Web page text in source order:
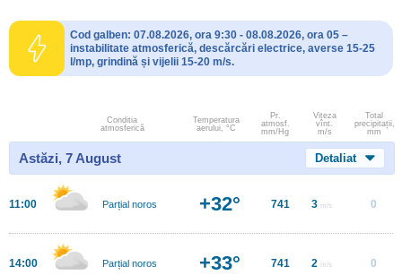
Cod galben: 07.08.2026, ora 9:30 - 08.08.2026, ora 05 –
instabilitate atmosferică, descărcări electrice, averse 15-25
l/mp, grindină și vijelii 15-20 m/s.
Conditia
atmosferică
Temperatura
aerului, °C
Pr.
atmosf.
mm/Hg
Viteza
vînt.
m/s
Total
precipitații,
mm
Astăzi, 7 August Detaliat
11:00 Parțial noros +32° 741 3 m/s 0
14:00 Parțial noros +33° 741 2 m/s 0